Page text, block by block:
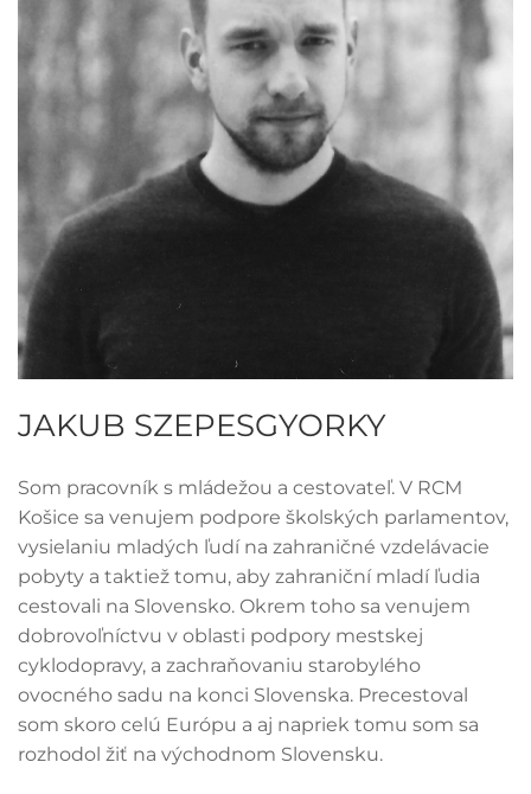
JAKUB SZEPESGYORKY
Som pracovník s mládežou a cestovateľ. V RCM
Košice sa venujem podpore školských parlamentov,
vysielaniu mladých ľudí na zahraničné vzdelávacie
pobyty a taktiež tomu, aby zahraniční mladí ľudia
cestovali na Slovensko. Okrem toho sa venujem
dobrovoľníctvu v oblasti podpory mestskej
cyklodopravy, a zachraňovaniu starobylého
ovocného sadu na konci Slovenska. Precestoval
som skoro celú Európu a aj napriek tomu som sa
rozhodol žiť na východnom Slovensku.